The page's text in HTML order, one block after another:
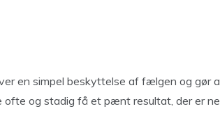
en simpel beskyttelse af fælgen og gør
ofte og stadig få et pænt resultat, der er